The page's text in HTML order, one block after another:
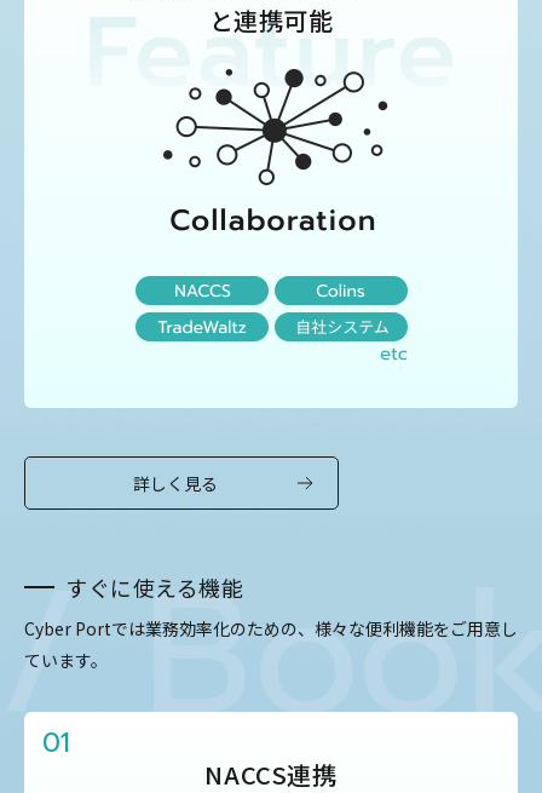
と連携可能
詳しく見る
すぐに使える機能
Cyber Portでは業務効率化のための、様々な便利機能をご用意し
ています。
01
NACCS連携